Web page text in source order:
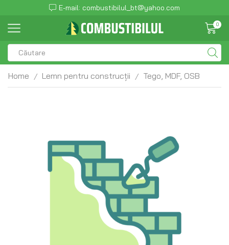
E-mail: combustibilul_bt@yahoo.com
0
Home / Lemn pentru construcții / Tego, MDF, OSB